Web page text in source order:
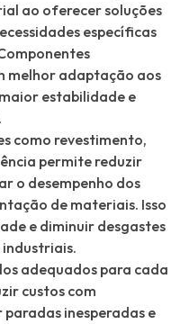
ao oferecer soluções
específicas
melhor adaptação aos
estabilidade e
como revestimento,
permite reduzir
o desempenho dos
de materiais. Isso
e diminuir desgastes
industriais.
adequados para cada
custos com
inesperadas e